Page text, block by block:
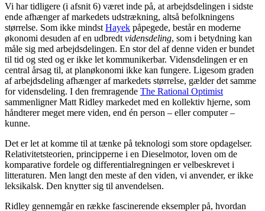
Vi har tidligere (i afsnit 6) været inde på, at arbejdsdelingen i sidste
ende afhænger af markedets udstrækning, altså befolkningens
størrelse. Som ikke mindst Hayek påpegede, består en moderne
økonomi desuden af en udbredt vidensdeling, som i betydning kan
måle sig med arbejdsdelingen. En stor del af denne viden er bundet
til tid og sted og er ikke let kommunikerbar. Vidensdelingen er en
central årsag til, at planøkonomi ikke kan fungere. Ligesom graden
af arbejdsdeling afhænger af markedets størrelse, gælder det samme
for vidensdeling. I den fremragende The Rational Optimist
sammenligner Matt Ridley markedet med en kollektiv hjerne, som
håndterer meget mere viden, end én person – eller computer –
kunne.
Det er let at komme til at tænke på teknologi som store opdagelser.
Relativitetsteorien, principperne i en Dieselmotor, loven om de
komparative fordele og differentialregningen er velbeskrevet i
litteraturen. Men langt den meste af den viden, vi anvender, er ikke
leksikalsk. Den knytter sig til anvendelsen.
Ridley gennemgår en række fascinerende eksempler på, hvordan